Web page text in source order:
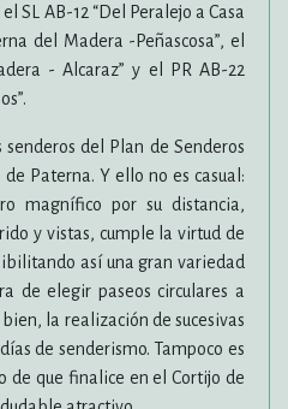
SL AB-12 “Del Peralejo a Casa
del Madera -Peñascosa”, el
- Alcaraz” y el PR AB-22
senderos del Plan de Senderos
Paterna. Y ello no es casual:
magnífico por su distancia,
y vistas, cumple la virtud de
así una gran variedad
de elegir paseos circulares a
la realización de sucesivas
de senderismo. Tampoco es
de que finalice en el Cortijo de